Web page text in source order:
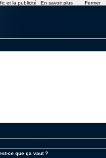
ce que ça vaut ?
et la publicité En savoir plus Fermer